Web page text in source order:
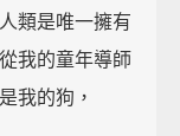
類是唯一擁有
我的童年導師
我的狗，